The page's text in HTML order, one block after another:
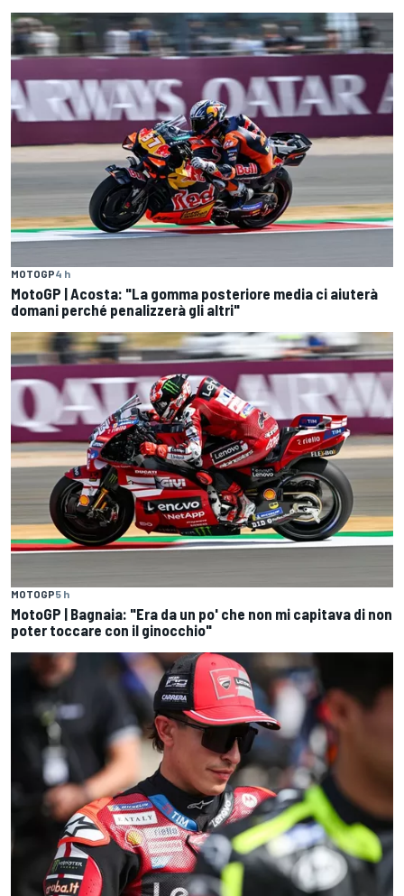
MOTOGP4 h
MotoGP | Acosta: "La gomma posteriore media ci aiuterà
domani perché penalizzerà gli altri"
MOTOGP5 h
MotoGP | Bagnaia: "Era da un po' che non mi capitava di non
poter toccare con il ginocchio"